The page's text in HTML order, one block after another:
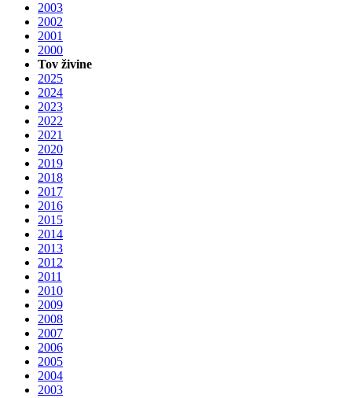
2003
2002
2001
2000
Tov živine
2025
2024
2023
2022
2021
2020
2019
2018
2017
2016
2015
2014
2013
2012
2011
2010
2009
2008
2007
2006
2005
2004
2003